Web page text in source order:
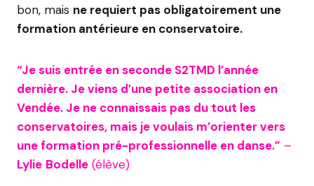
bon, mais ne requiert pas obligatoirement une
formation antérieure en conservatoire.
“Je suis entrée en seconde S2TMD l’année
dernière. Je viens d’une petite association en
Vendée. Je ne connaissais pas du tout les
conservatoires, mais je voulais m’orienter vers
une formation pré-professionnelle en danse.” –
Lylie Bodelle (élève)